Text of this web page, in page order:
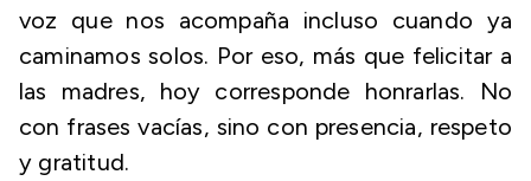
voz que nos acompaña incluso cuando ya
caminamos solos. Por eso, más que felicitar a
las madres, hoy corresponde honrarlas. No
con frases vacías, sino con presencia, respeto
y gratitud.